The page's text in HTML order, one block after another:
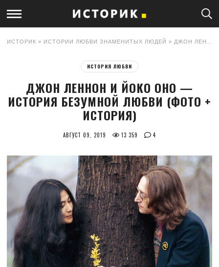
ИСТОРИК » ИСТОРИИ ЛЮБВИ ЗНАМЕНИТЫХ ЛЮДЕЙ » ДЖОН ЛЕННОН И ЙОКО ОНО — ИСТОРИЯ БЕЗУМНОЙ ЛЮБВИ (ФОТО + ИСТОРИЯ)
ИСТОРИЯ ЛЮБВИ
ДЖОН ЛЕННОН И ЙОКО ОНО —
ИСТОРИЯ БЕЗУМНОЙ ЛЮБВИ (ФОТО +
ИСТОРИЯ)
АВГУСТ 09, 2019 13 359 4